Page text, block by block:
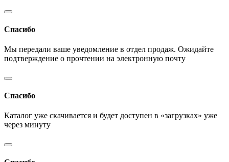
Спасибо
Мы передали ваше уведомление в отдел продаж. Ожидайте
подтверждение о прочтении на электронную почту
Спасибо
Каталог уже скачивается и будет доступен в «загрузках» уже
через минуту